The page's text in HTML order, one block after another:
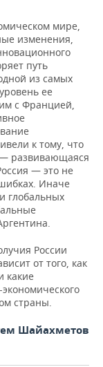
мире,
изменения,
путь
из самых
ее
с Францией,
к тому, что
развивающаяся
— это не
Иначе
глобальных
России
от того, как
какие
страны.
Шайахметов